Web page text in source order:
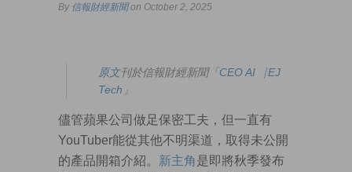
By 信報財經新聞on October 2, 2025
原文刊於信報財經新聞「CEO AI⎹ EJ
Tech 」
儘管蘋果公司做足保密工夫，但一直有
YouTuber能從其他不明渠道，取得未公開
的產品開箱介紹。 新主角是即將秋季發布